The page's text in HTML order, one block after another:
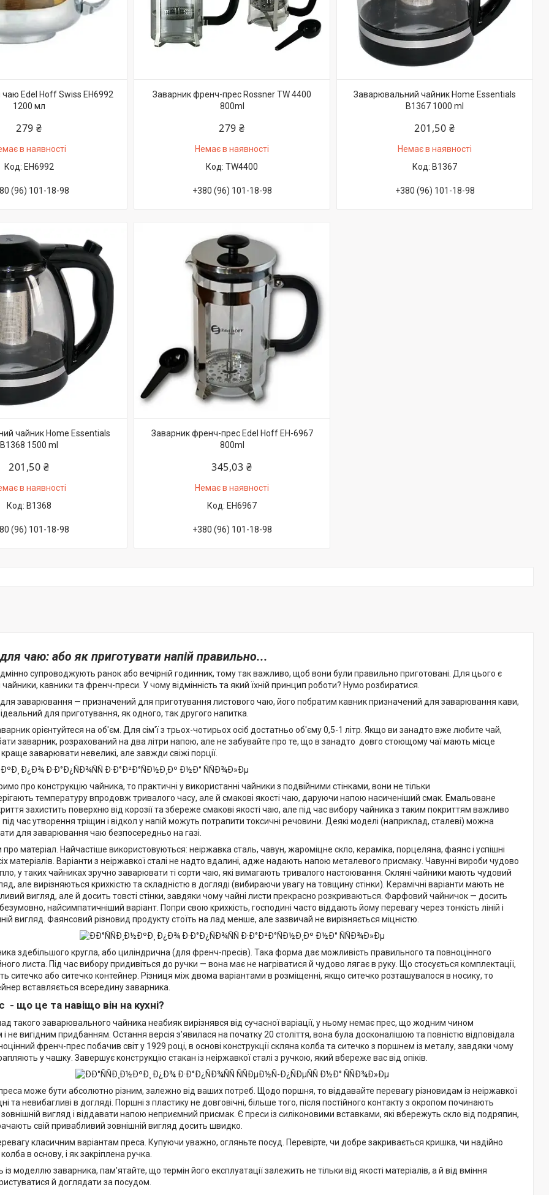
Edel Hoff Swiss EH6992
1200 мл
279 ₴
в наявності
EH6992
(96) 101-18-98
Заварник френч-прес Rossner TW 4400
800ml
279 ₴
Немає в наявності
TW4400
+380 (96) 101-18-98
Заварювальний чайник Home Essentials
B1367 1000 ml
201,50 ₴
Немає в наявності
B1367
+380 (96) 101-18-98
чайник Home Essentials
B1368 1500 ml
201,50 ₴
в наявності
B1368
(96) 101-18-98
Заварник френч-прес Edel Hoff EH-6967
800ml
345,03 ₴
Немає в наявності
EH6967
+380 (96) 101-18-98
чаю: або як приготувати напій правильно...
супроводжують ранок або вечірній годинник, тому так важливо, щоб вони були правильно приготовані. Для цього є
кавники та френч-преси. У чому відмінність та який їхній принцип роботи? Нумо розбиратися.
заварювання — призначений для приготування листового чаю, його побратим кавник призначений для заварювання кави,
для приготування, як одного, так другого напитка.
орієнтуйтеся на об'єм. Для сім'ї з трьох-чотирьох осіб достатньо об'єму 0,5-1 літр. Якщо ви занадто вже любите чай,
заварник, розрахований на два літри напою, але не забувайте про те, що в занадто довго стоющому чаї мають місце
заварювати невеликі, але завжди свіжі порції.
про конструкцію чайника, то практичні у використанні чайники з подвійними стінками, вони не тільки
температуру впродовж тривалого часу, але й смакові якості чаю, даруючи напою насиченіший смак. Емальоване
захистить поверхню від корозії та збереже смакові якості чаю, але під час вибору чайника з таким покриттям важливо
час утворення тріщин і відкол у напій можуть потрапити токсичні речовини. Деякі моделі (наприклад, сталеві) можна
для заварювання чаю безпосередньо на газі.
про матеріал. Найчастіше використовуються: неіржавка сталь, чавун, жароміцне скло, кераміка, порцеляна, фаянс і успішні
матеріалів. Варіанти з неіржавкої сталі не надто вдалині, адже надають напою металевого присмаку. Чавунні вироби чудово
у таких чайниках зручно заварювати ті сорти чаю, які вимагають тривалого настоювання. Скляні чайники мають чудовий
але вирізняються крихкістю та складністю в догляді (вибираючи увагу на товщину стінки). Керамічні варіанти мають не
вигляд, але й досить товсті стінки, завдяки чому чайні листи прекрасно розкриваються. Фарфовий чайничок — досить
найсимпатичніший варіант. Попри свою крихкість, господині часто віддають йому перевагу через тонкість ліній і
вигляд. Фаянсовий різновид продукту стоїть на лад менше, але зазвичай не вирізняється міцністю.
здебільшого кругла, або циліндрична (для френч-пресів). Така форма дає можливість правильного та повноцінного
листа. Під час вибору придивіться до ручки — вона має не нагріватися й чудово лягає в руку. Що стосується комплектації,
ситечко або ситечко контейнер. Різниця між двома варіантами в розміщенні, якщо ситечко розташувалося в носику, то
вставляється всередину заварника.
- що це та навіщо він на кухні?
такого заварювального чайника неабияк вирізнявся від сучасної варіації, у ньому немає прес, що жодним чином
не вигідним придбанням. Остання версія з'явилася на початку 20 століття, вона була досконалішою та повністю відповідала
френч-прес побачив світ у 1929 році, в основі конструкції скляна колба та ситечко з поршнем із металу, завдяки чому
у чашку. Завершує конструкцію стакан із неіржавкої сталі з ручкою, який вбереже вас від опіків.
може бути абсолютно різним, залежно від ваших потреб. Щодо поршня, то віддавайте перевагу різновидам із неіржавкої
та невибагливі в догляді. Поршні з пластику не довговічні, більше того, після постійного контакту з окропом починають
зовнішній вигляд і віддавати напою неприємний присмак. Є преси із силіконовими вставками, які вбережуть скло від подряпин,
свій привабливий зовнішній вигляд досить швидко.
класичним варіантам преса. Купуючи уважно, огляньте посуд. Перевірте, чи добре закривається кришка, чи надійно
в основу, і як закріплена ручка.
моделлю заварника, пам'ятайте, що термін його експлуатації залежить не тільки від якості матеріалів, а й від вміння
й доглядати за посудом.